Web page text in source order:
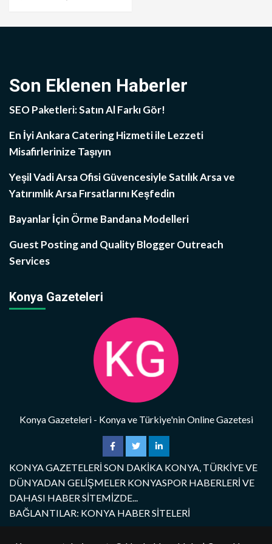
Son Eklenen Haberler
SEO Paketleri: Satın Al Farkı Gör!
En İyi Ankara Catering Hizmeti ile Lezzeti
Misafirlerinize Taşıyın
Yeşil Vadi Arsa Ofisi Güvencesiyle Satılık Arsa ve
Yatırımlık Arsa Fırsatlarını Keşfedin
Bayanlar İçin Örme Bandana Modelleri
Guest Posting and Quality Blogger Outreach
Services
Konya Gazeteleri
Konya Gazeteleri - Konya ve Türkiye'nin Online Gazetesi
KONYA GAZETELERİ SON DAKİKA KONYA, TÜRKİYE VE
DÜNYADAN GELİŞMELER KONYASPOR HABERLERİ VE
DAHASI HABER SİTEMİZDE...
BAĞLANTILAR: KONYA HABER SİTELERİ